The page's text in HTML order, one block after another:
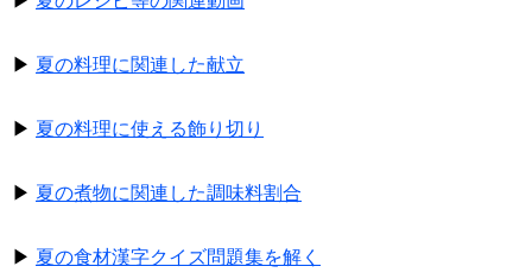
▶ 夏の料理に関連した献立
▶ 夏の料理に使える飾り切り
▶ 夏の煮物に関連した調味料割合
▶ 夏の食材漢字クイズ問題集を解く